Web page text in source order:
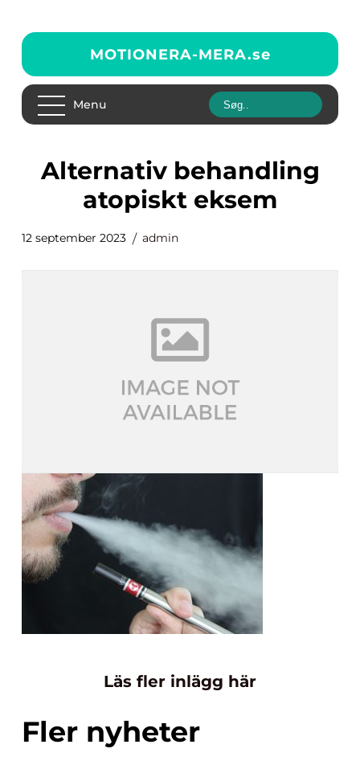
MOTIONERA-MERA.se
Menu
alternativ behandling
atopiskt eksem
12 september 2023 admin
Läs fler inlägg här
Fler nyheter